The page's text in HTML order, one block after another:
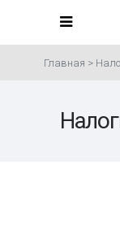
Главная >